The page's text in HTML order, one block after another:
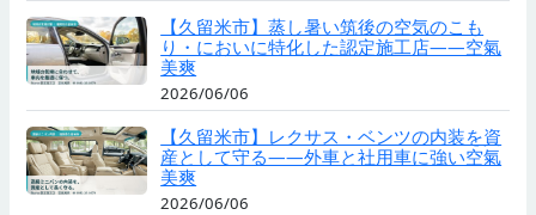
【久留米市】蒸し暑い筑後の空気のこも
り・においに特化した認定施工店——空氣
美爽
2026/06/06
【久留米市】レクサス・ベンツの内装を資
産として守る——外車と社用車に強い空氣
美爽
2026/06/06